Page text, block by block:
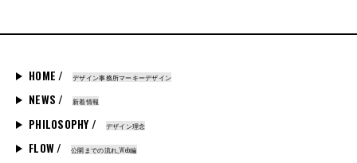
HOME / デザイン事務所マーキーデザイン
NEWS / 新着情報
PHILOSOPHY / デザイン理念
FLOW / 公開までの流れ_Web編